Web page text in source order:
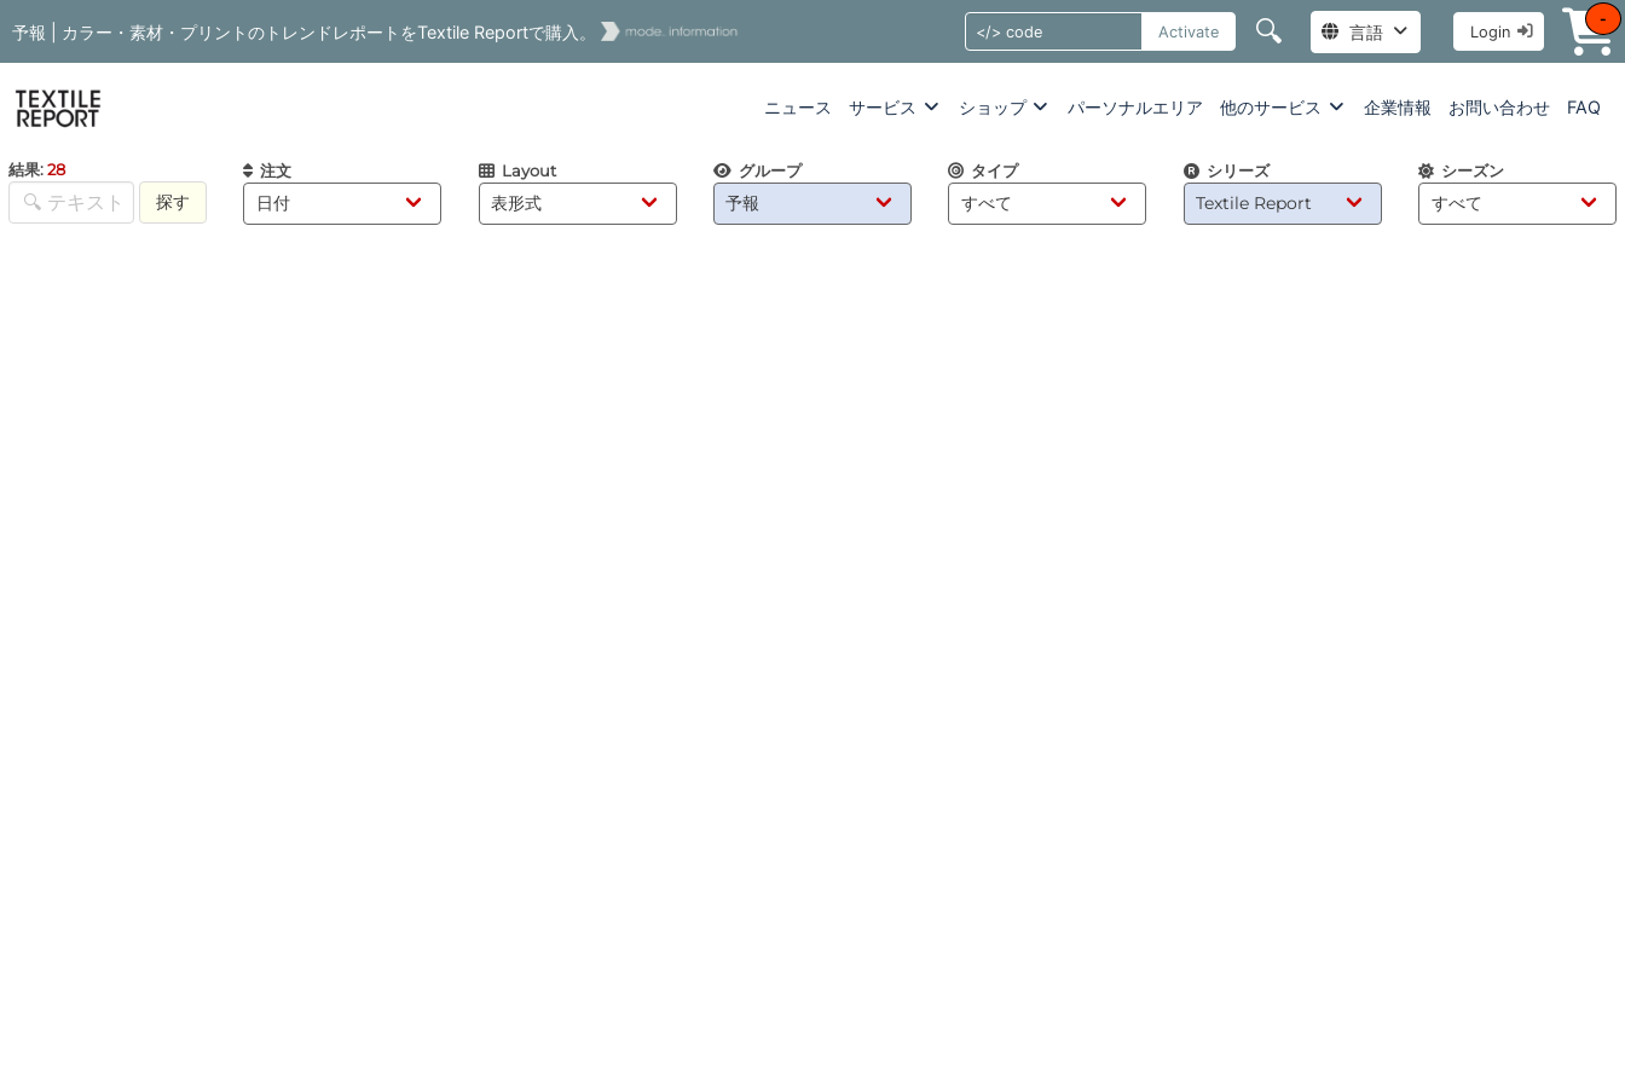
予報 | カラー・素材・プリントのトレンドレポートをTextile Reportで購入。 Activate 🔍 言語 Login
-
ニュース サービス ショップ パーソナルエリア 他のサービス 企業情報 お問い合わせ FAQ
結果:28
探す
注文 Layout グループ タイプ シリーズ シーズン